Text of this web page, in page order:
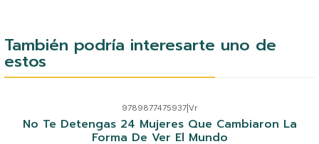
También podría interesarte uno de
estos
9789877475937 Vr
No Te Detengas 24 Mujeres Que Cambiaron La
Forma De Ver El Mundo